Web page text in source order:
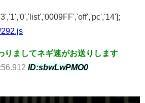
りましてネギ速がお送りします
ID:sbwLwPMO0